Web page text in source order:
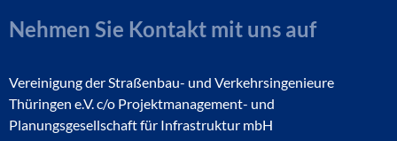
Nehmen Sie Kontakt mit uns auf
Vereinigung der Straßenbau- und Verkehrsingenieure
Thüringen e.V. c/o Projektmanagement- und
Planungsgesellschaft für Infrastruktur mbH